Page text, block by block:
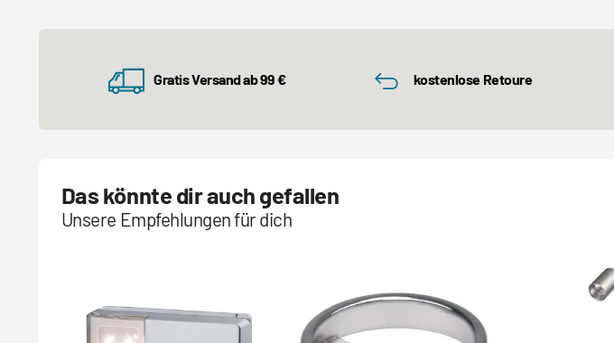
Gratis Versand ab 99 € kostenlose Retoure
Das könnte dir auch gefallen
Unsere Empfehlungen für dich